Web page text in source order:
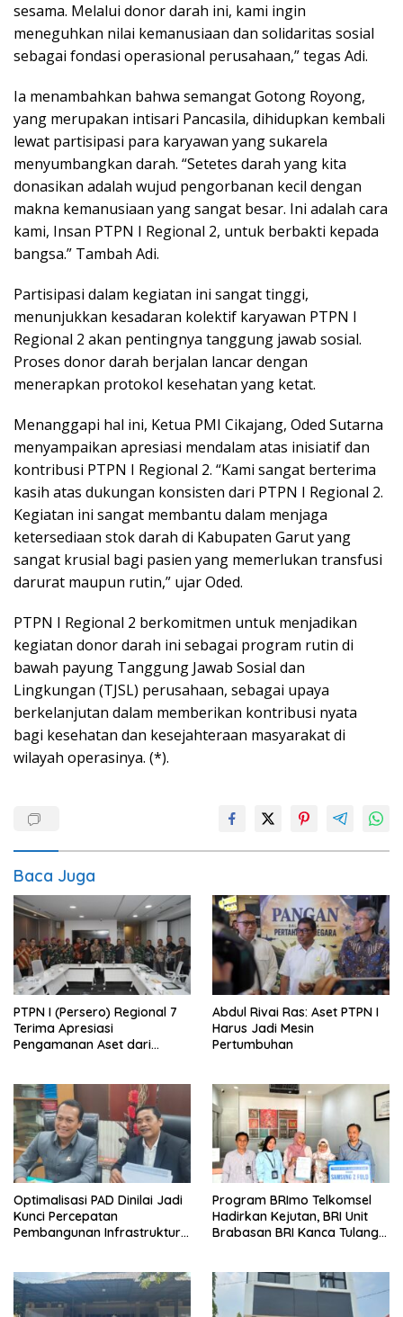
sesama. Melalui donor darah ini, kami ingin
meneguhkan nilai kemanusiaan dan solidaritas sosial
sebagai fondasi operasional perusahaan,” tegas Adi.
Ia menambahkan bahwa semangat Gotong Royong,
yang merupakan intisari Pancasila, dihidupkan kembali
lewat partisipasi para karyawan yang sukarela
menyumbangkan darah. “Setetes darah yang kita
donasikan adalah wujud pengorbanan kecil dengan
makna kemanusiaan yang sangat besar. Ini adalah cara
kami, Insan PTPN I Regional 2, untuk berbakti kepada
bangsa.” Tambah Adi.
Partisipasi dalam kegiatan ini sangat tinggi,
menunjukkan kesadaran kolektif karyawan PTPN I
Regional 2 akan pentingnya tanggung jawab sosial.
Proses donor darah berjalan lancar dengan
menerapkan protokol kesehatan yang ketat.
Menanggapi hal ini, Ketua PMI Cikajang, Oded Sutarna
menyampaikan apresiasi mendalam atas inisiatif dan
kontribusi PTPN I Regional 2. “Kami sangat berterima
kasih atas dukungan konsisten dari PTPN I Regional 2.
Kegiatan ini sangat membantu dalam menjaga
ketersediaan stok darah di Kabupaten Garut yang
sangat krusial bagi pasien yang memerlukan transfusi
darurat maupun rutin,” ujar Oded.
PTPN I Regional 2 berkomitmen untuk menjadikan
kegiatan donor darah ini sebagai program rutin di
bawah payung Tanggung Jawab Sosial dan
Lingkungan (TJSL) perusahaan, sebagai upaya
berkelanjutan dalam memberikan kontribusi nyata
bagi kesehatan dan kesejahteraan masyarakat di
wilayah operasinya. (*).
Baca Juga
PTPN I (Persero) Regional 7
Terima Apresiasi
Pengamanan Aset dari
Abdul Rivai Ras: Aset PTPN I
Harus Jadi Mesin
Pertumbuhan
Optimalisasi PAD Dinilai Jadi
Kunci Percepatan
Pembangunan Infrastruktur
Program BRImo Telkomsel
Hadirkan Kejutan, BRI Unit
Brabasan BRI Kanca Tulang
Mesuji